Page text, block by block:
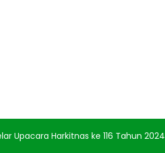
Upacara Harkitnas ke 116 Tahun 2024